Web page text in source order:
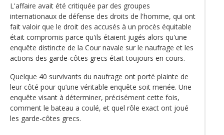
L'affaire avait été critiquée par des groupes
internationaux de défense des droits de l'homme, qui ont
fait valoir que le droit des accusés à un procès équitable
était compromis parce qu'ils étaient jugés alors qu'une
enquête distincte de la Cour navale sur le naufrage et les
actions des garde-côtes grecs était toujours en cours.
Quelque 40 survivants du naufrage ont porté plainte de
leur côté pour qu’une véritable enquête soit menée. Une
enquête visant à déterminer, précisément cette fois,
comment le bateau a coulé, et quel rôle exact ont joué
les garde-côtes grecs.